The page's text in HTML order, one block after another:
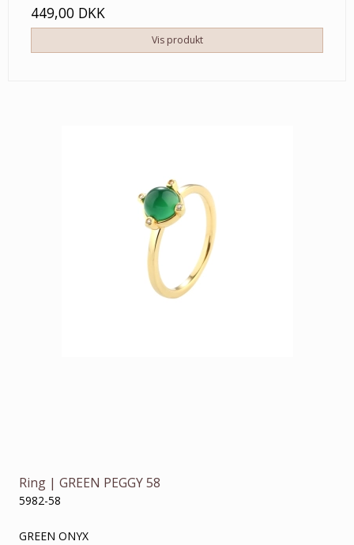
449,00 DKK
Vis produkt
Ring | GREEN PEGGY 58
5982-58
GREEN ONYX